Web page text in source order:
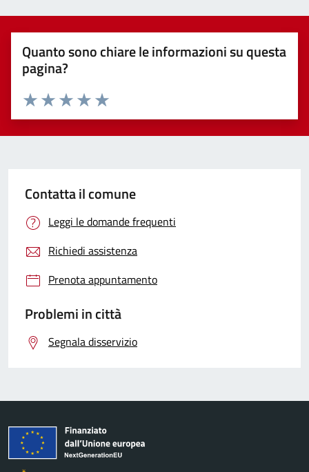
Quanto sono chiare le informazioni su questa
pagina?
Valuta 5 stelle su 5
Valuta 4 stelle su 5
Valuta 3 stelle su 5
Valuta 2 stelle su 5
Valuta 1 stelle su 5
Contatta il comune
Leggi le domande frequenti
Richiedi assistenza
Prenota appuntamento
Problemi in città
Segnala disservizio